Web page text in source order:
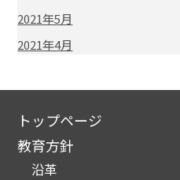
2021年5月
2021年4月
トップページ
教育方針
沿革